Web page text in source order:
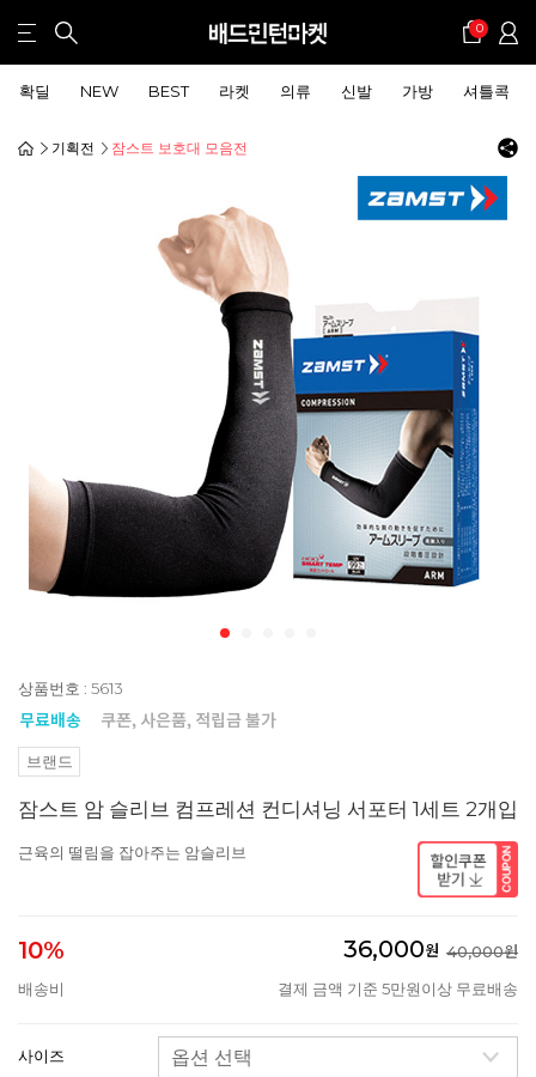
0
확딜 NEW BEST 라켓 의류 신발 가방 셔틀콕
기획전 잠스트 보호대 모음전
상품번호 : 5613
브랜드
잠스트 암 슬리브 컴프레션 컨디셔닝 서포터 1세트 2개입
근육의 떨림을 잡아주는 암슬리브
10% 36,000원 40,000원
배송비
결제 금액 기준 5만원이상 무료배송
사이즈